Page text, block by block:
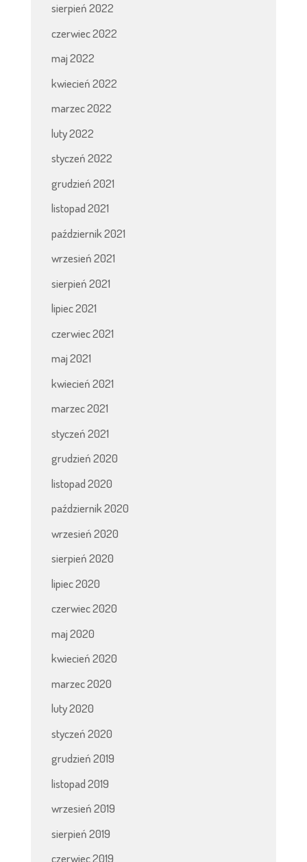
sierpień 2022
czerwiec 2022
maj 2022
kwiecień 2022
marzec 2022
luty 2022
styczeń 2022
grudzień 2021
listopad 2021
październik 2021
wrzesień 2021
sierpień 2021
lipiec 2021
czerwiec 2021
maj 2021
kwiecień 2021
marzec 2021
styczeń 2021
grudzień 2020
listopad 2020
październik 2020
wrzesień 2020
sierpień 2020
lipiec 2020
czerwiec 2020
maj 2020
kwiecień 2020
marzec 2020
luty 2020
styczeń 2020
grudzień 2019
listopad 2019
wrzesień 2019
sierpień 2019
czerwiec 2019